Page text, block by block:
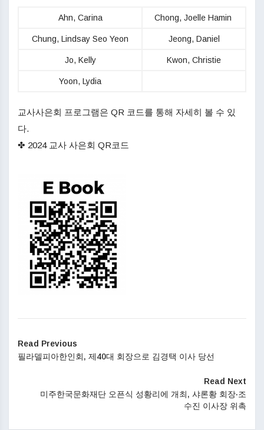
Ahn, Carina Chong, Joelle Hamin
Chung, Lindsay Seo Yeon Jeong, Daniel
Jo, Kelly Kwon, Christie
Yoon, Lydia
교사사은회 프로그램은 QR 코드를 통해 자세히 볼 수 있
다.
✤ 2024 교사 사은회 QR코드
Read Previous
필라델피아한인회, 제40대 회장으로 김경택 이사 당선
Read Next
미주한국문화재단 오픈식 성황리에 개최, 샤론황 회장·조
수진 이사장 위촉